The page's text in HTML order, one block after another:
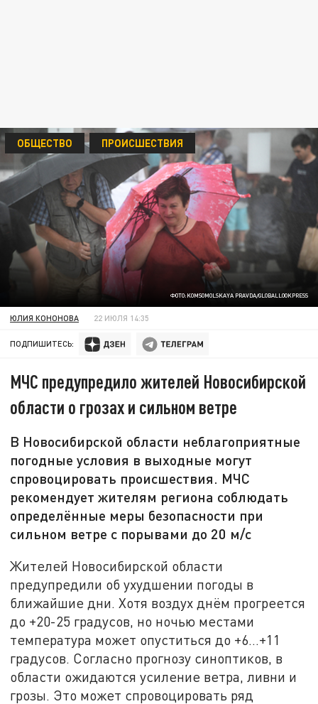
ФОТО:KOMSOMOLSKAYA PRAVDA/GLOBALLOOKPRESS
ОБЩЕСТВО ПРОИСШЕСТВИЯ
ЮЛИЯ КОНОНОВА 22 ИЮЛЯ 14:35
ПОДПИШИТЕСЬ:
МЧС предупредило жителей Новосибирской
области о грозах и сильном ветре
В Новосибирской области неблагоприятные
погодные условия в выходные могут
спровоцировать происшествия. МЧС
рекомендует жителям региона соблюдать
определённые меры безопасности при
сильном ветре с порывами до 20 м/с
Жителей Новосибирской области
предупредили об ухудшении погоды в
ближайшие дни. Хотя воздух днём прогреется
до +20-25 градусов, но ночью местами
температура может опуститься до +6…+11
градусов. Согласно прогнозу синоптиков, в
области ожидаются усиление ветра, ливни и
грозы. Это может спровоцировать ряд